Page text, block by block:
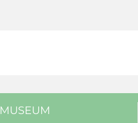
MUSEUM